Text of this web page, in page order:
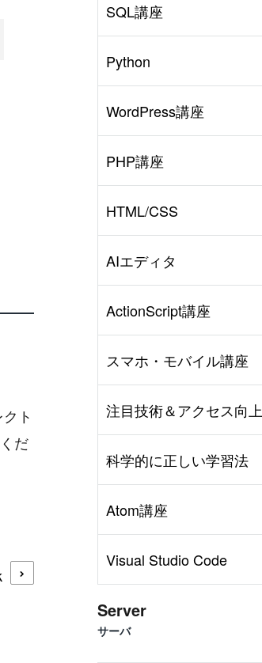
ト
だ
SQL講座
Python
WordPress講座
PHP講座
HTML/CSS
AIエディタ
ActionScript講座
スマホ・モバイル講座
注目技術＆アクセス向上
科学的に正しい学習法
Atom講座
Visual Studio Code
Server
サーバ